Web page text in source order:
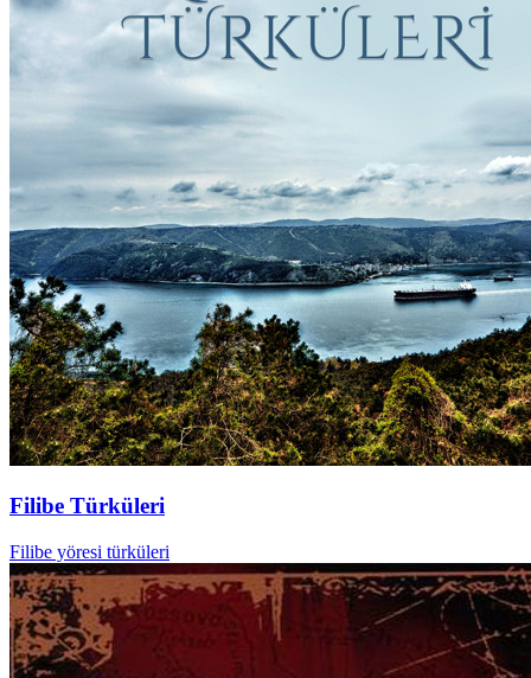
Filibe Türküleri
Filibe yöresi türküleri